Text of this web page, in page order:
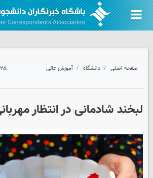
صفحه اصلی دانشگاه آموزش عالی ۲۵ اسفند ۱۳۹۷ - ۰۸:۱۵
لبخند شادمانی در انتظار